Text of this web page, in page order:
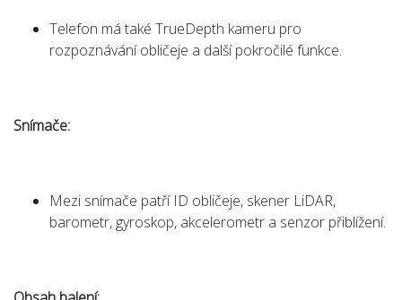
Telefon má také TrueDepth kameru pro
rozpoznávání obličeje a další pokročilé funkce.
Snímače:
Mezi snímače patří ID obličeje, skener LiDAR,
barometr, gyroskop, akcelerometr a senzor přiblížení.